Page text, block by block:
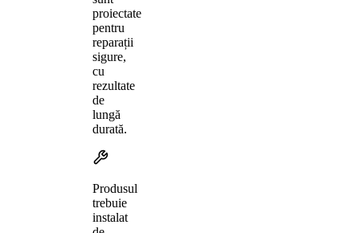
proiectate
pentru
reparații
sigure,
cu
rezultate
de
lungă
durată.
Produsul
trebuie
instalat